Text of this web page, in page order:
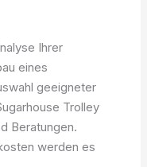
Ihrer
eines
geeigneter
Trolley
Beratungen.
werden es